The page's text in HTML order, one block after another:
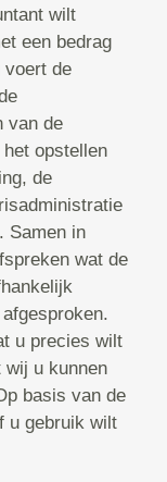
wilt
een bedrag
voert de
van de
opstellen
de
Samen in
wat de
u precies wilt
wij u kunnen
basis van de
u gebruik wilt